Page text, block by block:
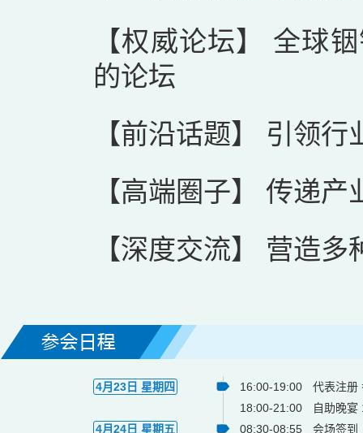
【权威论坛】 全球
的论坛
【前沿话题】 引领
【高端圈子】 传递
【深度交流】 营造
4月23日 星期四 16:00-19:00
代表注册
18:00-21:00
自助晚宴
4月24日 星期五
08:30-08:55
会场签到